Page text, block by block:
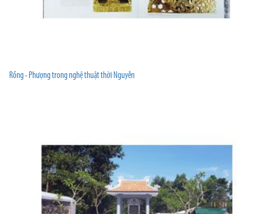
Rồng - Phượng trong nghệ thuật thời Nguyễn